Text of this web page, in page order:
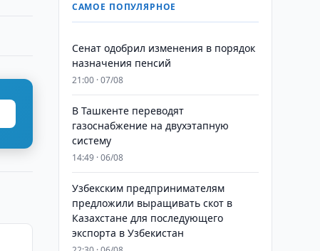
САМОЕ ПОПУЛЯРНОЕ
Сенат одобрил изменения в порядок
назначения пенсий
21:00 · 07/08
В Ташкенте переводят
газоснабжение на двухэтапную
систему
14:49 · 06/08
Узбекским предпринимателям
предложили выращивать скот в
Казахстане для последующего
экспорта в Узбекистан